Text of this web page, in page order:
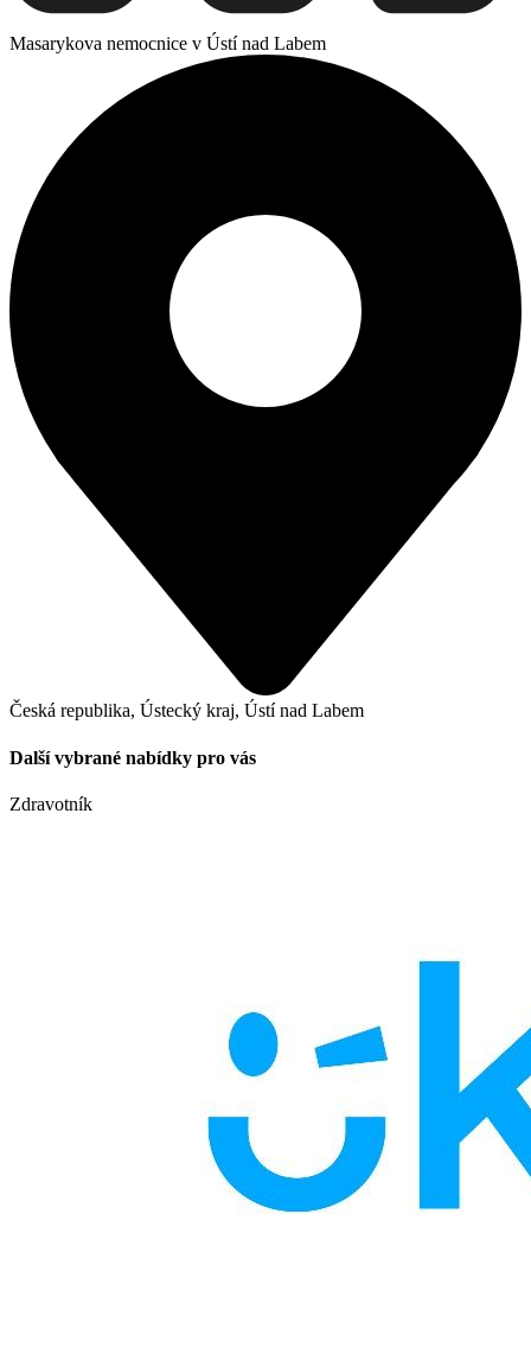
Masarykova nemocnice v Ústí nad Labem
Česká republika, Ústecký kraj, Ústí nad Labem
Další vybrané nabídky pro vás
Zdravotník